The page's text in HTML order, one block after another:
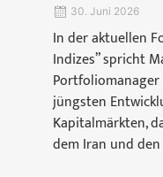
30. Juni 2026
In der aktuellen
Indizes” spricht
Portfoliomanager
jüngsten
Kapitalmärkten,
dem Iran und den